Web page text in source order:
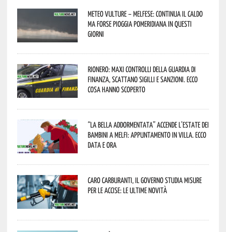
Meteo Vulture – melfese: continua il caldo
ma forse pioggia pomeridiana in questi
giorni
Rionero: maxi controlli della Guardia di
Finanza, scattano sigilli e sanzioni. Ecco
cosa hanno scoperto
“La Bella addormentata” accende l’estate dei
bambini a Melfi: appuntamento in Villa. Ecco
data e ora
Caro carburanti, il governo studia misure
per le accise: le ultime novità